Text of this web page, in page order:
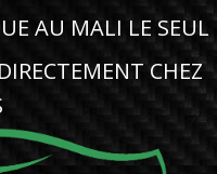
AU MALI LE SEUL
CHEZ